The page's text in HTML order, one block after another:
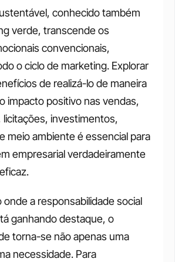
conhecido também
verde, transcende os
convencionais,
o ciclo de marketing. Explorar
de realizá-lo de maneira
impacto positivo nas vendas,
investimentos,
meio ambiente é essencial para
empresarial verdadeiramente
onde a responsabilidade social
ganhando destaque, o
torna-se não apenas uma
necessidade. Para